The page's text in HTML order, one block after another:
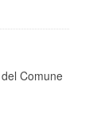
Comune